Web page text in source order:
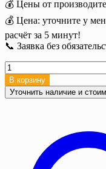
💰 Цены от
💰 Цена: уточните у
расчёт за 5 минут!
📞 Заявка без
Количество
товара
Полог
ПВХ
В корзину
Уточнить наличие и